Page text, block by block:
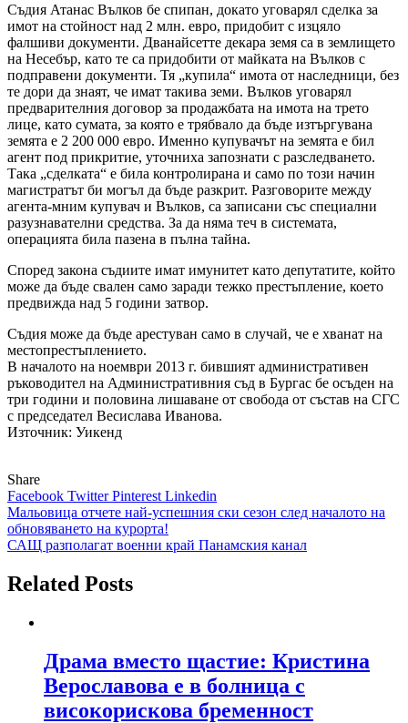
Съдия Атанас Вълков бе спипан, докато уговарял сделка за
имот на стойност над 2 млн. евро, придобит с изцяло
фалшиви документи. Дванайсетте декара земя са в землището
на Несебър, като те са придобити от майката на Вълков с
подправени документи. Тя „купила“ имота от наследници, без
те дори да знаят, че имат такива земи. Вълков уговарял
предварителния договор за продажбата на имота на трето
лице, като сумата, за която е трябвало да бъде изтъргувана
земята е 2 200 000 евро. Именно купувачът на земята е бил
агент под прикритие, уточниха запознати с разследването.
Така „сделката“ е била контролирана и само по този начин
магистратът би могъл да бъде разкрит. Разговорите между
агента-мним купувач и Вълков, са записани със специални
разузнавателни средства. За да няма теч в системата,
операцията била пазена в пълна тайна.
Според закона съдиите имат имунитет като депутатите, който
може да бъде свален само заради тежко престъпление, което
предвижда над 5 години затвор.
Съдия може да бъде арестуван само в случай, че е хванат на
местопрестъплението.
В началото на ноември 2013 г. бившият административен
ръководител на Административния съд в Бургас бе осъден на
три години и половина лишаване от свобода от състав на СГС
с председател Весислава Иванова.
Източник: Уикенд
Share
Facebook TwitterPinterest Linkedin
Навигация
Мальовица отчете най-успешния ски сезон след началото на
обновяването на курорта!
САЩ разполагат военни край Панамския канал
Related Posts
Драма вместо щастие: Кристина
Верославова е в болница с
високорискова бременност